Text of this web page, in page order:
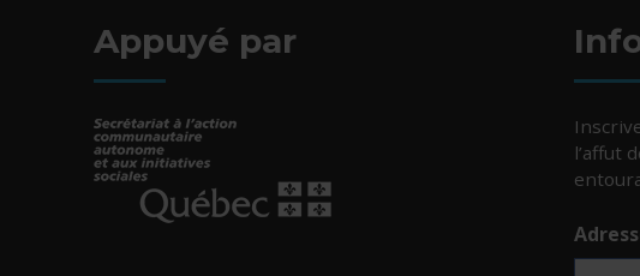
Appuyé par
- Cet hyperlien s'ouvrira dans une nouvelle fenêtre.
l’affut